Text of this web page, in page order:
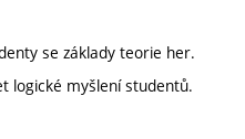
se základy teorie her.
logické myšlení studentů.